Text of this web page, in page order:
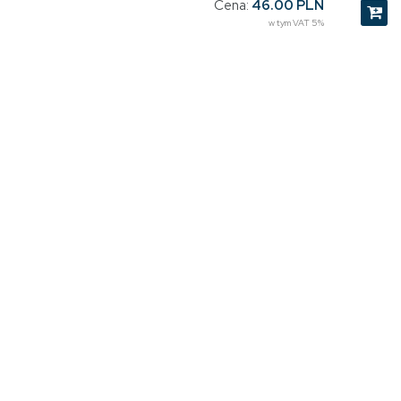
Cena: 46.00 PLN
w tym VAT 5%